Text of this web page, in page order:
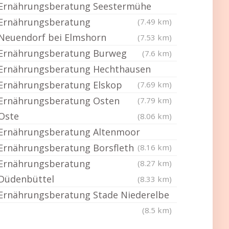
Seestermühe
(7.49 km)
bei Elmshorn
(7.53 km)
Burweg (7.6 km)
Hechthausen
(7.69 km)
Elskop
(7.79 km)
Osten
(8.06 km)
Altenmoor
(8.16 km)
Borsfleth
(8.27 km)
(8.33 km)
Stade Niederelbe
(8.5 km)